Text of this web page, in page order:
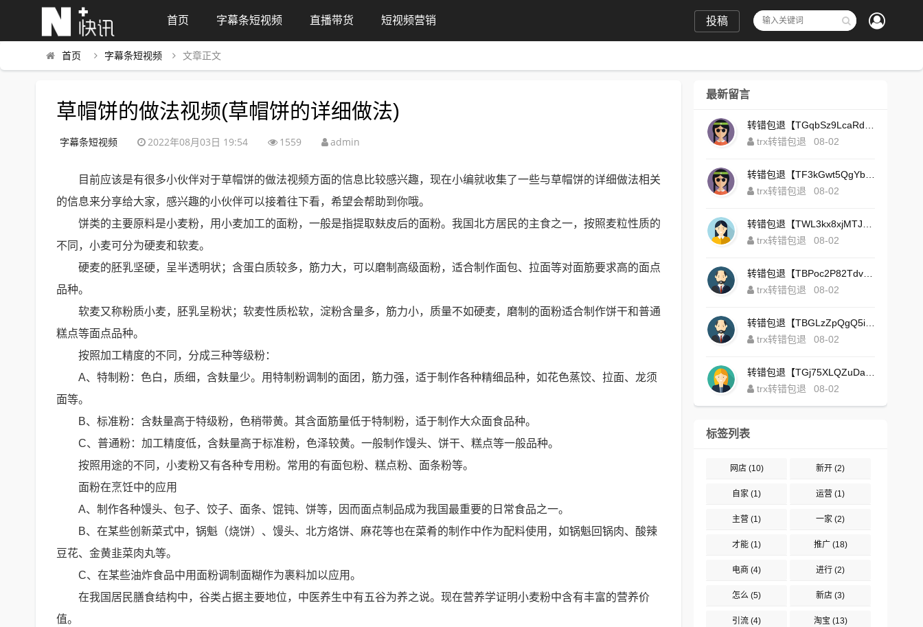
首页 字幕条短视频 直播带货 短视频营销 投稿
首页 字幕条短视频 文章正文
草帽饼的做法视频(草帽饼的详细做法)
字幕条短视频 2022年08月03日 19:54 1559 admin
目前应该是有很多小伙伴对于草帽饼的做法视频方面的信息比较感兴趣，现在小编就收集了一些与草帽饼的详细做法相关
的信息来分享给大家，感兴趣的小伙伴可以接着往下看，希望会帮助到你哦。
饼类的主要原料是小麦粉，用小麦加工的面粉，一般是指提取麸皮后的面粉。我国北方居民的主食之一，按照麦粒性质的
不同，小麦可分为硬麦和软麦。
硬麦的胚乳坚硬，呈半透明状；含蛋白质较多，筋力大，可以磨制高级面粉，适合制作面包、拉面等对面筋要求高的面点
品种。
软麦又称粉质小麦，胚乳呈粉状；软麦性质松软，淀粉含量多，筋力小，质量不如硬麦，磨制的面粉适合制作饼干和普通
糕点等面点品种。
按照加工精度的不同，分成三种等级粉：
A、特制粉：色白，质细，含麸量少。用特制粉调制的面团，筋力强，适于制作各种精细品种，如花色蒸饺、拉面、龙须
面等。
B、标准粉：含麸量高于特级粉，色稍带黄。其含面筋量低于特制粉，适于制作大众面食品种。
C、普通粉：加工精度低，含麸量高于标准粉，色泽较黄。一般制作馒头、饼干、糕点等一般品种。
按照用途的不同，小麦粉又有各种专用粉。常用的有面包粉、糕点粉、面条粉等。
面粉在烹饪中的应用
A、制作各种馒头、包子、饺子、面条、馄钝、饼等，因而面点制品成为我国最重要的日常食品之一。
B、在某些创新菜式中，锅魁（烧饼）、馒头、北方烙饼、麻花等也在菜肴的制作中作为配料使用，如锅魁回锅肉、酸辣
豆花、金黄韭菜肉丸等。
C、在某些油炸食品中用面粉调制面糊作为裹料加以应用。
在我国居民膳食结构中，谷类占据主要地位，中医养生中有五谷为养之说。现在营养学证明小麦粉中含有丰富的营养价
值。
最新留言
trx转错包退
08-02
trx转错包退
08-02
trx转错包退
08-02
trx转错包退
08-02
trx转错包退
08-02
trx转错包退
08-02
标签列表
网店(10) 新开 (2)
自家 (1) 运营 (1)
主营 (1) 一家 (2)
才能 (1) 推广(18)
电商 (4) 进行 (2)
怎么 (5) 新店 (3)
引流 (4) 淘宝 (13)